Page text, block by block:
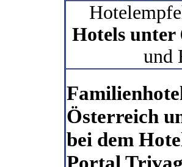
Hotels unter
und
Österreich
bei dem